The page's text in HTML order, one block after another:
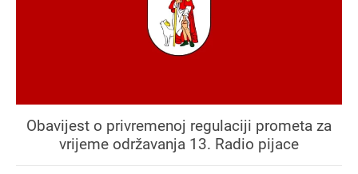
Obavijest o privremenoj regulaciji prometa za
vrijeme održavanja 13. Radio pijace